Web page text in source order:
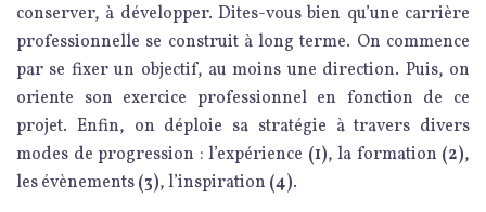
conserver, à développer. Dites-vous bien qu’une carrière
professionnelle se construit à long terme. On commence
par se fixer un objectif, au moins une direction. Puis, on
oriente son exercice professionnel en fonction de ce
projet. Enfin, on déploie sa stratégie à travers divers
modes de progression : l’expérience (1), la formation (2),
les évènements(3), l’inspiration (4).